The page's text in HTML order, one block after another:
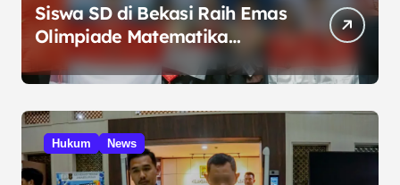
Siswa SD di Bekasi Raih Emas
Olimpiade Matematika
Internasional di Malaysia
Hukum News